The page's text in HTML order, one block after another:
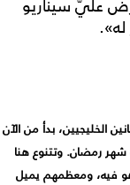
عليَّ سيناريو
الخليجيين، بدأ من الآن
شهر رمضان. وتتنوع هنا
فيه، ومعظمهم يميل